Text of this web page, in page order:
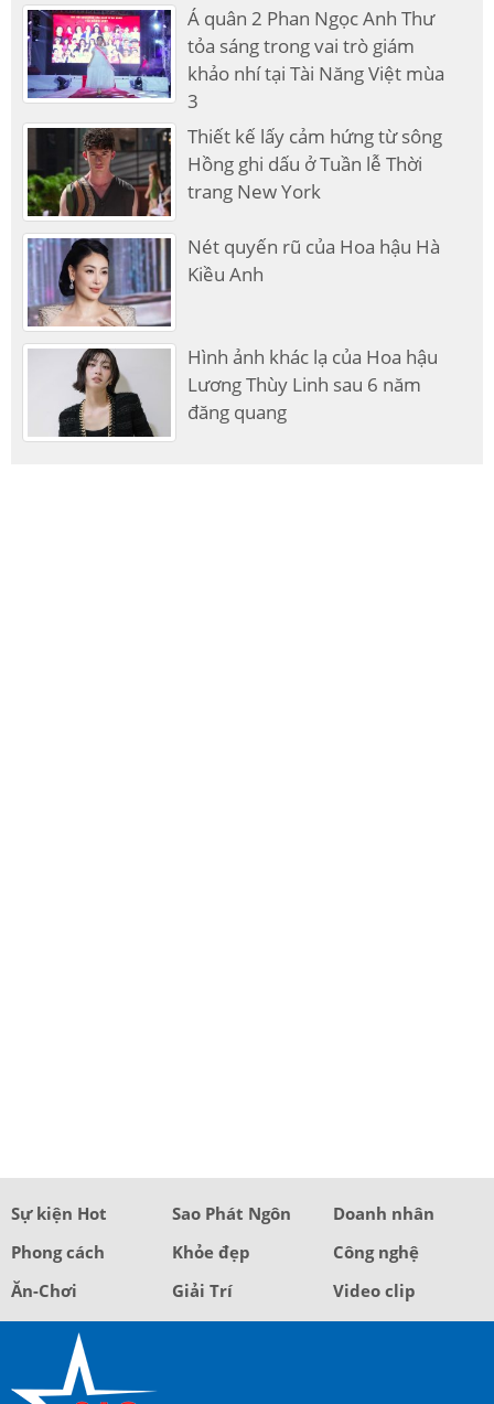
Á quân 2 Phan Ngọc Anh Thư
tỏa sáng trong vai trò giám
khảo nhí tại Tài Năng Việt mùa
3
Thiết kế lấy cảm hứng từ sông
Hồng ghi dấu ở Tuần lễ Thời
trang New York
Nét quyến rũ của Hoa hậu Hà
Kiều Anh
Hình ảnh khác lạ của Hoa hậu
Lương Thùy Linh sau 6 năm
đăng quang
Sự kiện Hot Sao Phát Ngôn
Doanh nhân
Phong cách
Khỏe đẹp
Công nghệ
Ăn-Chơi
Giải Trí Video clip